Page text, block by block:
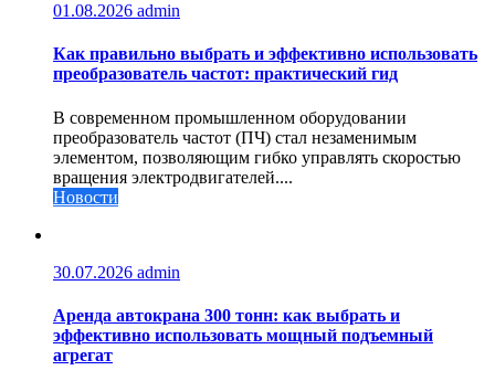
01.08.2026 admin
Как правильно выбрать и эффективно использовать
преобразователь частот: практический гид
В современном промышленном оборудовании
преобразователь частот (ПЧ) стал незаменимым
элементом, позволяющим гибко управлять скоростью
вращения электродвигателей....
Новости
30.07.2026 admin
Аренда автокрана 300 тонн: как выбрать и
эффективно использовать мощный подъемный
агрегат